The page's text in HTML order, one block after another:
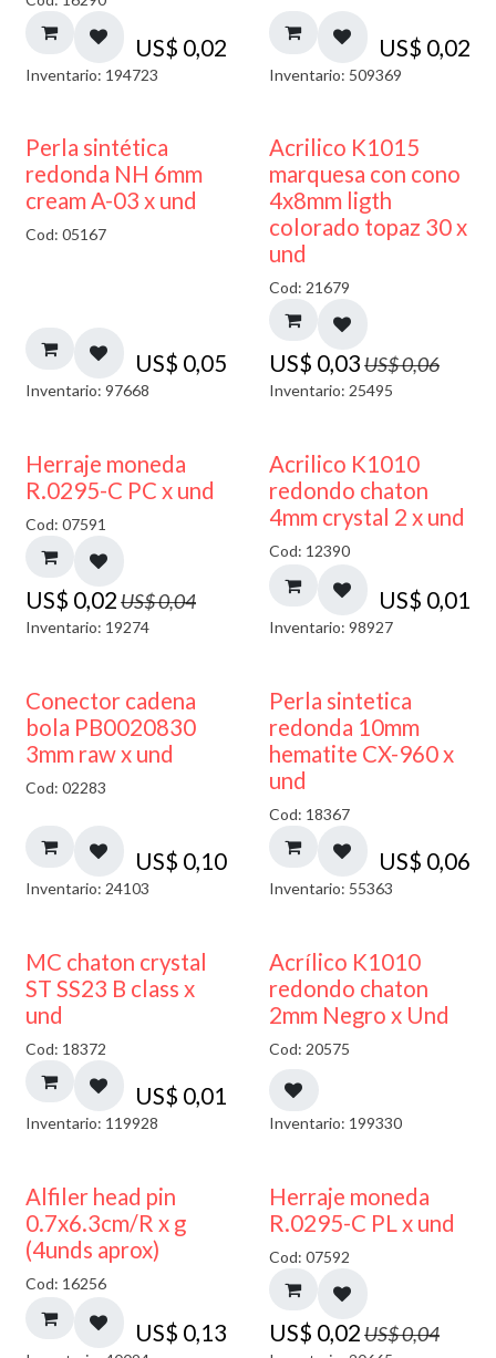
US$ 0,02
Inventario: 194723
US$ 0,02
Inventario: 509369
Perla sintética
redonda NH 6mm
cream A-03 x und
Cod: 05167
US$ 0,05
Inventario: 97668
50% DESCUENTO
Acrilico K1015
marquesa con cono
4x8mm ligth
colorado topaz 30 x
und
Cod: 21679
US$ 0,03US$0,06
Inventario: 25495
50% DESCUENTO
Herraje moneda
R.0295-C PC x und
Cod: 07591
US$ 0,02US$0,04
Inventario: 19274
50% DESCUENTO
Acrilico K1010
redondo chaton
4mm crystal 2 x und
Cod: 12390
US$ 0,01
Inventario: 98927
Conector cadena
bola PB0020830
3mm raw x und
Cod: 02283
US$ 0,10
Inventario: 24103
Perla sintetica
redonda 10mm
hematite CX-960 x
und
Cod: 18367
US$ 0,06
Inventario: 55363
MC chaton crystal
ST SS23 B class x
und
Cod: 18372
US$ 0,01
Inventario: 119928
50% DESCUENTO
Acrílico K1010
redondo chaton
2mm Negro x Und
Cod: 20575
Inventario: 199330
Alfiler head pin
0.7x6.3cm/R x g
(4unds aprox)
Cod: 16256
US$ 0,13
50% DESCUENTO
Herraje moneda
R.0295-C PL x und
Cod: 07592
US$ 0,02US$0,04